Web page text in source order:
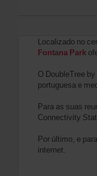
Localizado no
Fontana Park
O DoubleTree
portuguesa e
Para as suas
Connectivity
Por último, e
internet.